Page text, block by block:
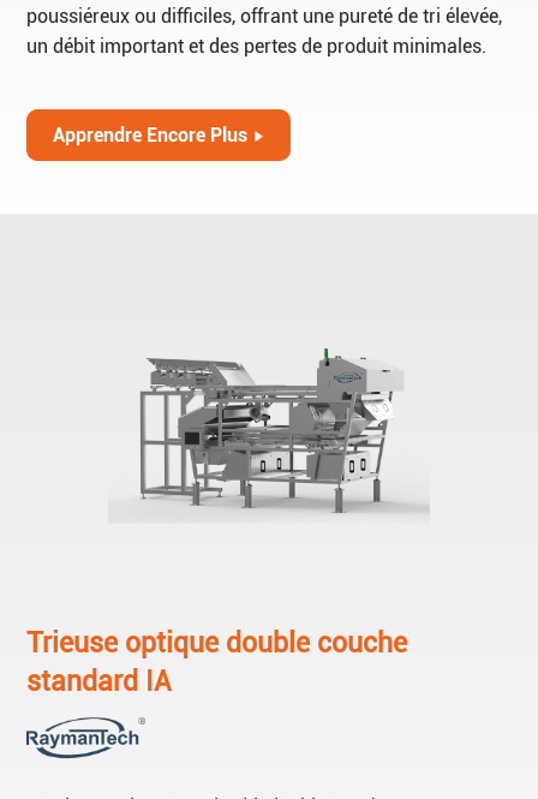
poussiéreux ou difficiles, offrant une pureté de tri élevée,
un débit important et des pertes de produit minimales.
Apprendre Encore Plus
Trieuse optique double couche
standard IA